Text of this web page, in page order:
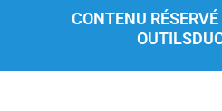
CONTENU